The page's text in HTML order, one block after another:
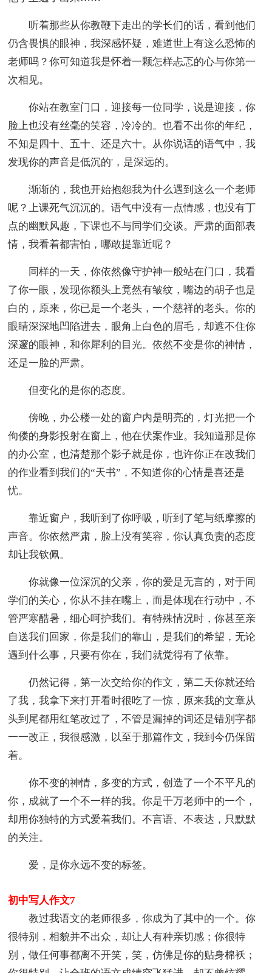
听着那些从你教鞭下走出的学长们的话，看到他们
仍含畏惧的眼神，我深感怀疑，难道世上有这么恐怖的
老师吗？你可知道我是怀着一颗怎样忐忑的心与你第一
次相见。
你站在教室门口，迎接每一位同学，说是迎接，你
脸上也没有丝毫的笑容，冷冷的。也看不出你的年纪，
不知是四十、五十、还是六十。从你说话的语气中，我
发现你的声音是低沉的'，是深远的。
渐渐的，我也开始抱怨我为什么遇到这么一个老师
呢？上课死气沉沉的。语气中没有一点情感，也没有丁
点的幽默风趣，下课也不与同学们交谈。严肃的面部表
情，我看着都害怕，哪敢提靠近呢？
同样的一天，你依然像守护神一般站在门口，我看
了你一眼，发现你额头上竟然有皱纹，嘴边的胡子也是
白的，原来，你已是一个老头，一个慈祥的老头。你的
眼睛深深地凹陷进去，眼角上白色的眉毛，却遮不住你
深邃的眼神，和你犀利的目光。依然不变是你的神情，
还是一脸的严肃。
但变化的是你的态度。
傍晚，办公楼一处的窗户内是明亮的，灯光把一个
佝偻的身影投射在窗上，他在伏案作业。我知道那是你
的办公室，也清楚那个影子就是你，也许你正在改我们
的作业看到我们的“天书”，不知道你的心情是喜还是
忧。
靠近窗户，我听到了你呼吸，听到了笔与纸摩擦的
声音。你依然严肃，脸上没有笑容，你认真负责的态度
却让我钦佩。
你就像一位深沉的父亲，你的爱是无言的，对于同
学们的关心，你从不挂在嘴上，而是体现在行动中，不
管严寒酷暑，细心呵护我们。有特殊情况时，你甚至亲
自送我们回家，你是我们的靠山，是我们的希望，无论
遇到什么事，只要有你在，我们就觉得有了依靠。
仍然记得，第一次交给你的作文，第二天你就还给
了我，我拿下来打开看时很吃了一惊，原来我的文章从
头到尾都用红笔改过了，不管是漏掉的词还是错别字都
一一改正，我很感激，以至于那篇作文，我到今仍保留
着。
你不变的神情，多变的方式，创造了一个不平凡的
你，成就了一个不一样的我。你是千万老师中的一个，
却用你独特的方式爱着我们。不言语、不表达，只默默
的关注。
爱，是你永远不变的标签。
初中写人作文7
教过我语文的老师很多，你成为了其中的一个。你
很特别，相貌并不出众，却让人有种亲切感；你很特
别，做任何事都离不开笑，笑，仿佛是你的贴身棉袄；